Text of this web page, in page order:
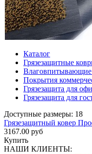
Каталог
Грязезащитные
Покрытия
Грязезащита для
Грязезащита для
Доступные размеры: 18
Грязезащитный ковер
3167.00 руб
Купить
НАШИ КЛИЕНТЫ: